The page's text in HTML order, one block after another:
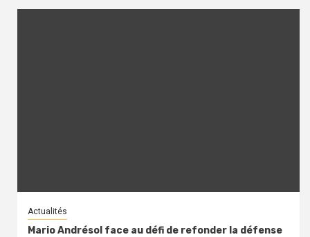
Actualités
Mario Andrésol face au défi de refonder la défense